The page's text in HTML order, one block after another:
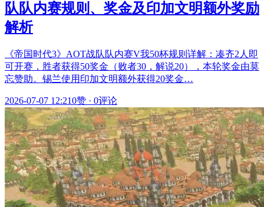
队队内赛规则、奖金及印加文明额外奖励
解析
《帝国时代3》AOT战队队内赛V我50杯规则详解：凑齐2人即
可开赛，胜者获得50奖金（败者30，解说20），本轮奖金由莫
忘赞助。锡兰使用印加文明额外获得20奖金…
2026-07-07 12:210赞 · 0评论